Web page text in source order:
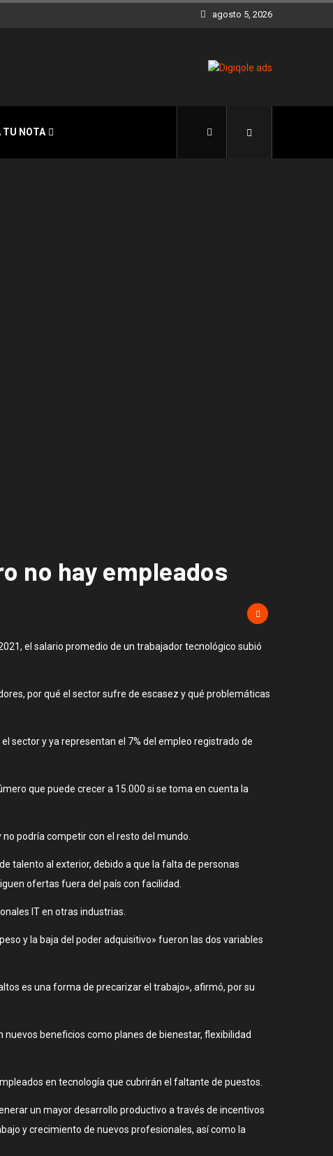
agosto 5, 2026
TU NOTA
no hay empleados
el salario promedio de un trabajador tecnológico subió
por qué el sector sufre de escasez y qué problemáticas
sector y ya representan el 7% del empleo registrado de
que puede crecer a 15.000 si se toma en cuenta la
podría competir con el resto del mundo.
talento al exterior, debido a que la falta de personas
ofertas fuera del país con facilidad.
IT en otras industrias.
y la baja del poder adquisitivo» fueron las dos variables
es una forma de precarizar el trabajo», afirmó, por su
beneficios como planes de bienestar, flexibilidad
en tecnología que cubrirán el faltante de puestos.
un mayor desarrollo productivo a través de incentivos
y crecimiento de nuevos profesionales, así como la